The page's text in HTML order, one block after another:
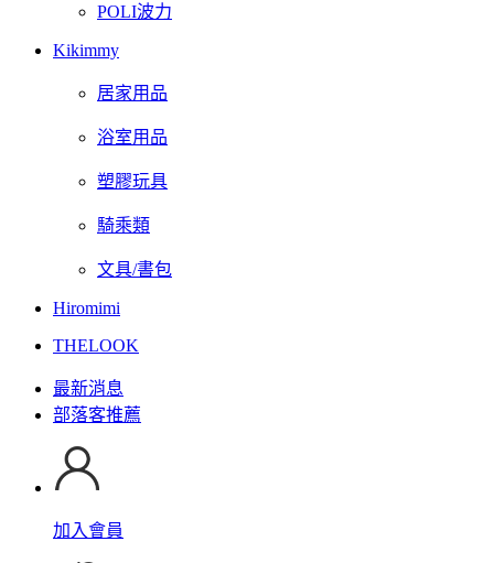
POLI波力
Kikimmy
居家用品
浴室用品
塑膠玩具
騎乘類
文具/書包
Hiromimi
THELOOK
最新消息
部落客推薦
加入會員